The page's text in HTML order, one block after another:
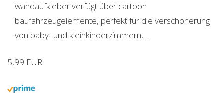
wandaufkleber verfügt über cartoon
baufahrzeugelemente, perfekt für die verschönerung
von baby- und kleinkinderzimmern,…
5,99 EUR